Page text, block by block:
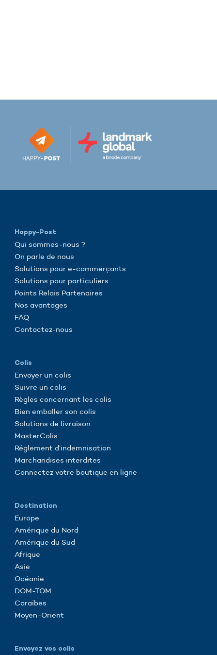
Happy-Post
Qui sommes-nous ?
On parle de nous
Solutions pour e-commerçants
Solutions pour particuliers
Points Relais Partenaires
Nos avantages
FAQ
Contactez-nous
Colis
Envoyer un colis
Suivre un colis
Règles concernant les colis
Bien emballer son colis
Solutions de livraison
MasterColis
Réglement d’indemnisation
Marchandises interdites
Connectez votre boutique en ligne
Destination
Europe
Amérique du Nord
Amérique du Sud
Afrique
Asie
Océanie
DOM-TOM
Caraïbes
Moyen-Orient
Envoyez vos colis